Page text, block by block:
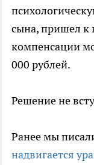
сына, пришел к
компенсации
000 рублей.
Решение не
Ранее мы
надвигается